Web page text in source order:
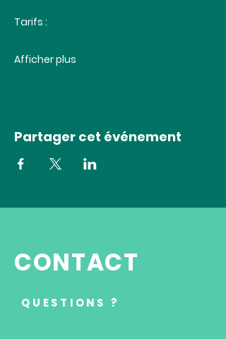
Tarifs :
Afficher plus
Partager cet événement
CONTACT
QUESTIONS ?